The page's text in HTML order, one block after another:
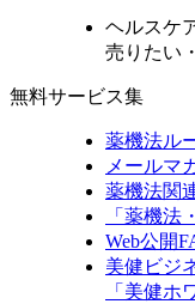
ヘルスケ
売りたい
無料サービス集
薬機法ル
メールマ
薬機法関
「薬機法
Web公開
美健ビジ
「美健ホ